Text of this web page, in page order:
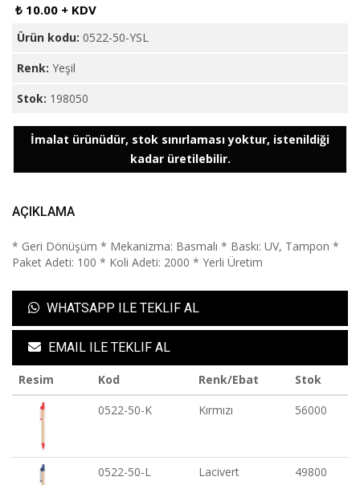
₺ 10.00 + KDV
Ürün kodu: 0522-50-YSL
Renk: Yeşil
Stok: 198050
İmalat ürünüdür, stok sınırlaması yoktur, istenildiği
kadar üretilebilir.
AÇIKLAMA
* Geri Dönüşüm * Mekanizma: Basmalı * Baskı: UV, Tampon *
Paket Adeti: 100 * Koli Adeti: 2000 * Yerli Üretim
WHATSAPP ILE TEKLIF AL
EMAIL ILE TEKLIF AL
Resim Kod Renk/Ebat
Stok
0522-50-K
Kırmızı 56000
0522-50-L Lacivert 49800